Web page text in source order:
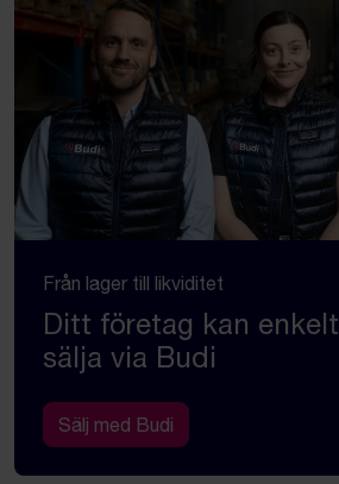
Från lager till likviditet
Ditt företag kan enkelt
sälja via Budi
Sälj med Budi